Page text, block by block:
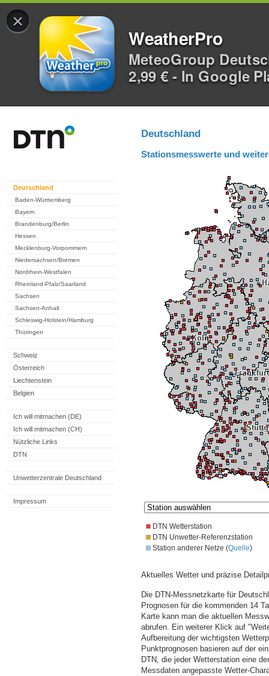
×
WeatherPro
MeteoGroup
2,99 € - In Google
Deutschland
Baden-Württemberg
Bayern
Brandenburg/Berlin
Hessen
Mecklenburg-Vorpommern
Niedersachsen/Bremen
Nordrhein-Westfalen
Rheinland-Pfalz/Saarland
Sachsen
Sachsen-Anhalt
Schleswig-Holstein/Hamburg
Thüringen
Schweiz
Österreich
Liechtenstein
Belgien
Ich will mitmachen (DE)
Ich will mitmachen (CH)
Nützliche Links
DTN
Unwetterzentrale Deutschland
Impressum
Deutschland
Stationsmesswerte und
DTN Wetterstation
DTN Unwetter-Referenzstation
Station anderer Netze (Quelle)
Aktuelles Wetter und präzise
Die DTN-Messnetzkarte für
Prognosen für die kommenden 14
Karte kann man die aktuellen
abrufen. Ein weiterer Klick auf
Aufbereitung der wichtigsten
Punktprognosen basieren auf der
DTN, die jeder Wetterstation eine
Messdaten angepasste Wetter-